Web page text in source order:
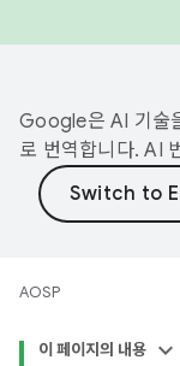
Google은 AI 기술
로 번역합니다. AI
AOSP
이 페이지의 내용